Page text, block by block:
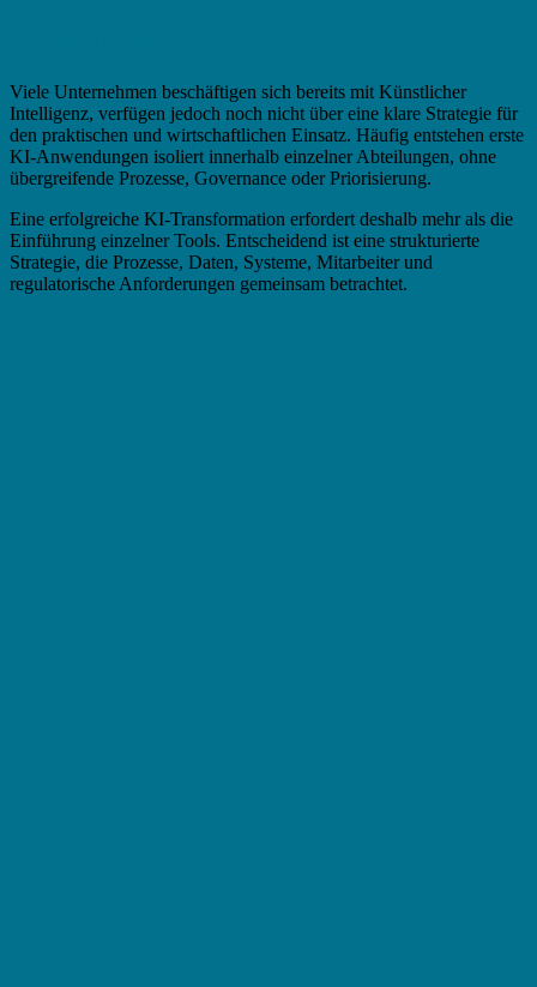
Viele Unternehmen beschäftigen sich bereits mit Künstlicher
Intelligenz, verfügen jedoch noch nicht über eine klare Strategie für
den praktischen und wirtschaftlichen Einsatz. Häufig entstehen erste
KI-Anwendungen isoliert innerhalb einzelner Abteilungen, ohne
übergreifende Prozesse, Governance oder Priorisierung.
Eine erfolgreiche KI-Transformation erfordert deshalb mehr als die
Einführung einzelner Tools. Entscheidend ist eine strukturierte
Strategie, die Prozesse, Daten, Systeme, Mitarbeiter und
regulatorische Anforderungen gemeinsam betrachtet.